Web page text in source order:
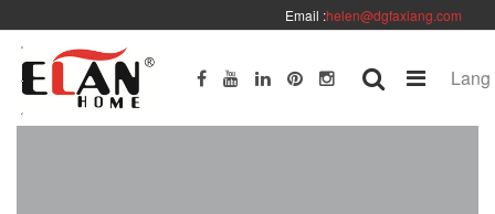
Email :helen@dgfaxiang.com
Lang